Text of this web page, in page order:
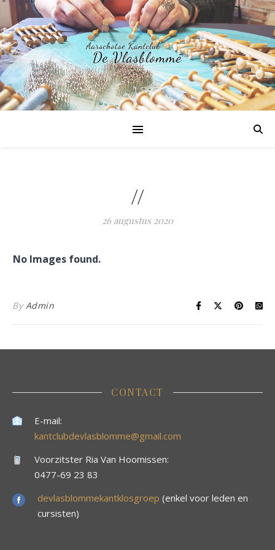
//
26 augustus 2020
No Images found.
ByAdmin
CONTACT
E-mail:
kantclubdevlasblomme@gmail.com
Voorzitster Ria Van Hoomissen:
0477-69 23 83
devlasblommekantklosgroep (enkel voor leden en
cursisten)